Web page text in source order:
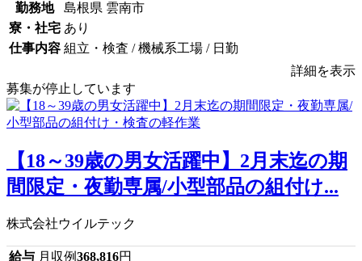
勤務地
島根県 雲南市
寮・社宅 あり
仕事内容 組立・検査 / 機械系工場 / 日勤
詳細を表示
募集が停止しています
【18～39歳の男女活躍中】2月末迄の期
間限定・夜勤専属/小型部品の組付け...
株式会社ウイルテック
給与 月収例368,816円